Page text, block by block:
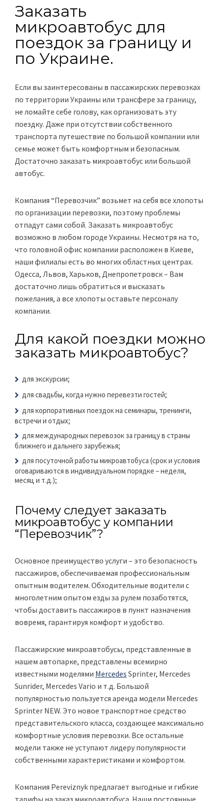
Заказать
микроавтобус для
поездок за границу и
по Украине.
Если вы заинтересованы в пассажирских перевозках
по территории Украины или трансфере за границу,
не ломайте себе голову, как организовать эту
поездку. Даже при отсутствии собственного
транспорта путешествие по большой компании или
семье может быть комфортным и безопасным.
Достаточно заказать микроавтобус или большой
автобус.
Компания “Перевозчик” возьмет на себя все хлопоты
по организации перевозки, поэтому проблемы
отпадут сами собой. Заказать микроавтобус
возможно в любом городе Украины. Несмотря на то,
что головной офис компании расположен в Киеве,
наши филиалы есть во многих областных центрах.
Одесса, Львов, Харьков, Днепропетровск – Вам
достаточно лишь обратиться и высказать
пожелания, а все хлопоты оставьте персоналу
компании.
Для какой поездки можно
заказать микроавтобус?
для экскурсии;
для свадьбы, когда нужно перевезти гостей;
для корпоративных поездок на семинары, тренинги,
встречи и отдых;
для международных перевозок за границу в страны
ближнего и дальнего зарубежья;
для посуточной работы микроавтобуса (срок и условия
оговариваются в индивидуальном порядке – неделя,
месяц и т.д.);
Почему следует заказать
микроавтобус у компании
“Перевозчик”?
Основное преимущество услуги – это безопасность
пассажиров, обеспечиваемая профессиональным
опытным водителем. Обходительные водители с
многолетним опытом езды за рулем позаботятся,
чтобы доставить пассажиров в пункт назначения
вовремя, гарантируя комфорт и удобство.
Пассажирские микроавтобусы, представленные в
нашем автопарке, представлены всемирно
известными моделями Mercedes Sprinter, Mercedes
Sunrider, Mercedes Vario и т.д. Большой
популярностью пользуется аренда модели Mercedes
Sprinter NEW. Это новое транспортное средство
представительского класса, создающее максимально
комфортные условия перевозки. Все остальные
модели также не уступают лидеру популярности
собственными характеристиками и комфортом.
Компания Pereviznyk предлагает выгодные и гибкие